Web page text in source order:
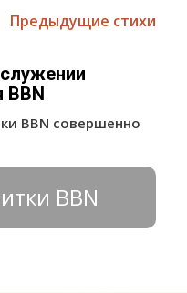
Предыдущие стихи
BBN
BBN совершенно
BBN